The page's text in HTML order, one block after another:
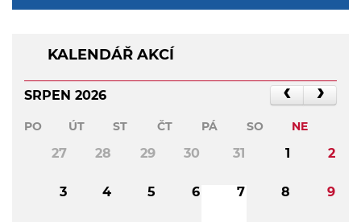
KALENDÁŘ AKCÍ
SRPEN 2026
PO ÚT ST ČT PÁ SO NE
27 28 29 30 31 1 2
3 4 5 6 7 8 9